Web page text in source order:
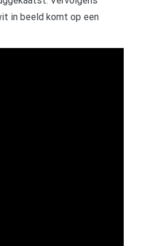
in beeld komt op een